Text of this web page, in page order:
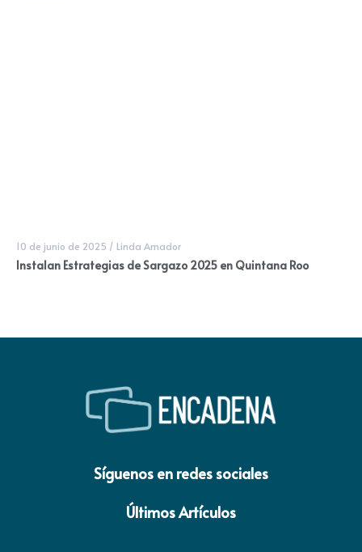
10 de junio de 2025 / Linda Amador
Instalan Estrategias de Sargazo 2025 en Quintana Roo
Síguenos en redes sociales
Últimos Artículos